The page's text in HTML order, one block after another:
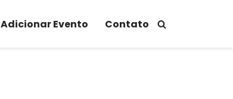
Adicionar Evento Contato